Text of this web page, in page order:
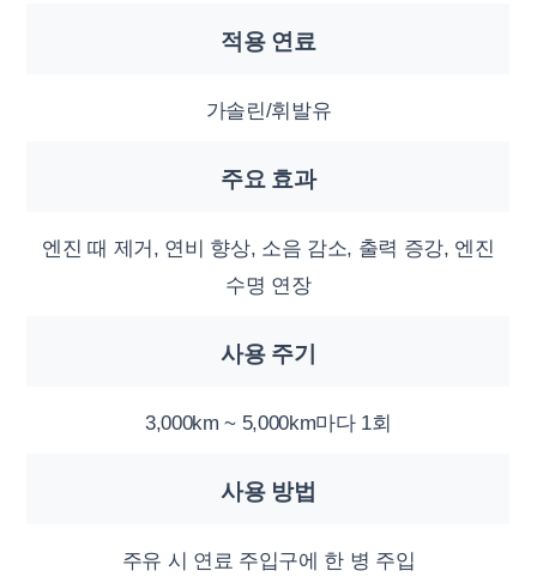
적용 연료
가솔린/휘발유
주요 효과
엔진 때 제거, 연비 향상, 소음 감소, 출력 증강, 엔진
수명 연장
사용 주기
3,000km ~ 5,000km마다 1회
사용 방법
주유 시 연료 주입구에 한 병 주입